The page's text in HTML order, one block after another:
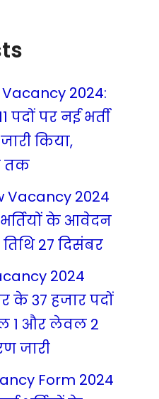
Vacancy 2024:
पदों पर नई भर्ती
किया,
तक
Vacancy 2024
के आवेदन
27 दिसंबर
2024
के 37 हजार पदों
1 और लेवल 2
जारी
Form 2024